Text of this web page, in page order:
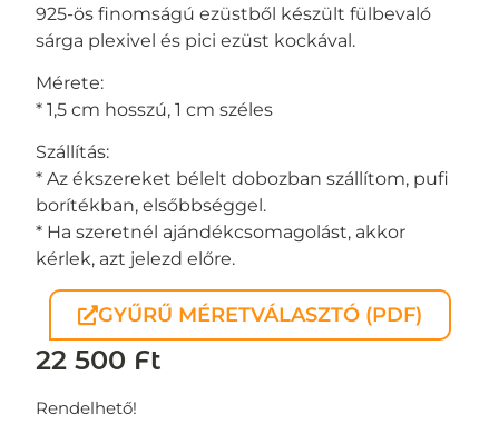
925-ös finomságú ezüstből készült fülbevaló
sárga plexivel és pici ezüst kockával.
Mérete:
* 1,5 cm hosszú, 1 cm széles
Szállítás:
* Az ékszereket bélelt dobozban szállítom, pufi
borítékban, elsőbbséggel.
* Ha szeretnél ajándékcsomagolást, akkor
kérlek, azt jelezd előre.
GYŰRŰ MÉRETVÁLASZTÓ (PDF)
22 500 Ft
Rendelhető!